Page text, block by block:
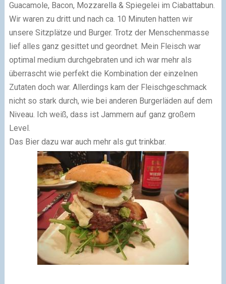
Guacamole, Bacon, Mozzarella & Spiegelei im Ciabattabun.
Wir waren zu dritt und nach ca. 10 Minuten hatten wir
unsere Sitzplätze und Burger. Trotz der Menschenmasse
lief alles ganz gesittet und geordnet. Mein Fleisch war
optimal medium durchgebraten und ich war mehr als
überrascht wie perfekt die Kombination der einzelnen
Zutaten doch war. Allerdings kam der Fleischgeschmack
nicht so stark durch, wie bei anderen Burgerläden auf dem
Niveau. Ich weiß, dass ist Jammern auf ganz großem
Level.
Das Bier dazu war auch mehr als gut trinkbar.